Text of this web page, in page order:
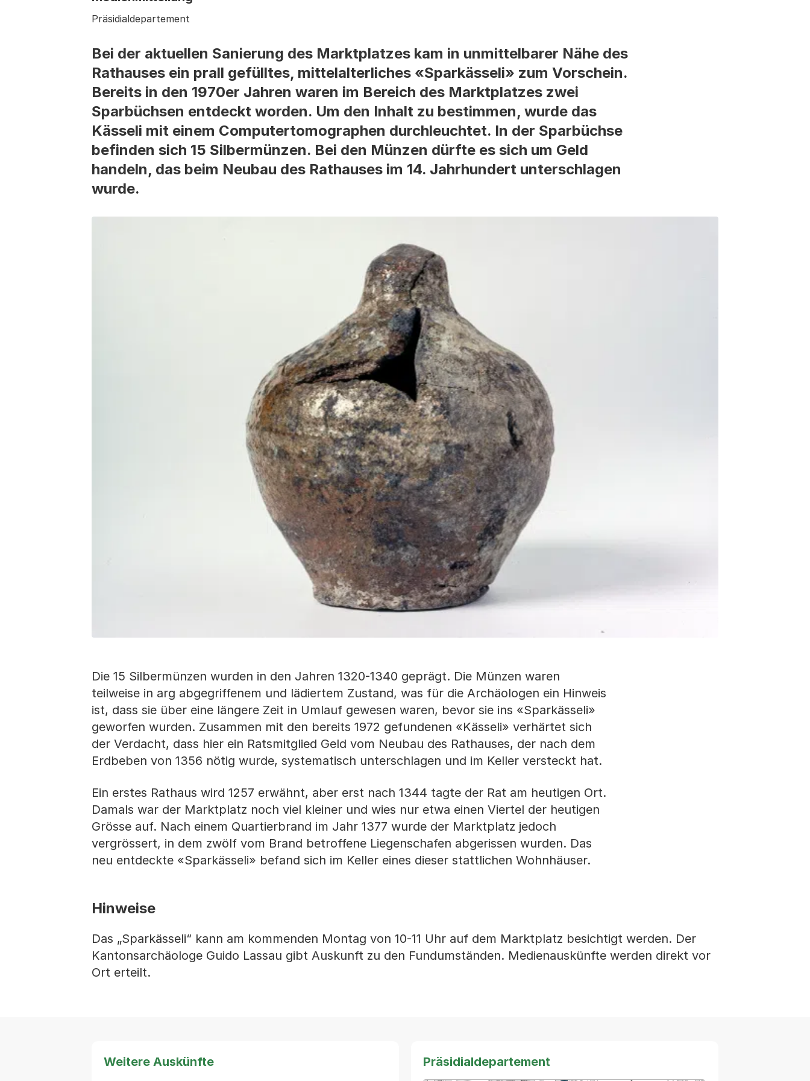
Präsidialdepartement
Bei der aktuellen Sanierung des Marktplatzes kam in unmittelbarer Nähe des
Rathauses ein prall gefülltes, mittelalterliches «Sparkässeli» zum Vorschein.
Bereits in den 1970er Jahren waren im Bereich des Marktplatzes zwei
Sparbüchsen entdeckt worden. Um den Inhalt zu bestimmen, wurde das
Kässeli mit einem Computertomographen durchleuchtet. In der Sparbüchse
befinden sich 15 Silbermünzen. Bei den Münzen dürfte es sich um Geld
handeln, das beim Neubau des Rathauses im 14. Jahrhundert unterschlagen
wurde.
Die 15 Silbermünzen wurden in den Jahren 1320-1340 geprägt. Die Münzen waren
teilweise in arg abgegriffenem und lädiertem Zustand, was für die Archäologen ein Hinweis
ist, dass sie über eine längere Zeit in Umlauf gewesen waren, bevor sie ins «Sparkässeli»
geworfen wurden. Zusammen mit den bereits 1972 gefundenen «Kässeli» verhärtet sich
der Verdacht, dass hier ein Ratsmitglied Geld vom Neubau des Rathauses, der nach dem
Erdbeben von 1356 nötig wurde, systematisch unterschlagen und im Keller versteckt hat.
Ein erstes Rathaus wird 1257 erwähnt, aber erst nach 1344 tagte der Rat am heutigen Ort.
Damals war der Marktplatz noch viel kleiner und wies nur etwa einen Viertel der heutigen
Grösse auf. Nach einem Quartierbrand im Jahr 1377 wurde der Marktplatz jedoch
vergrössert, in dem zwölf vom Brand betroffene Liegenschafen abgerissen wurden. Das
neu entdeckte «Sparkässeli» befand sich im Keller eines dieser stattlichen Wohnhäuser.
Hinweise
Das „Sparkässeli“ kann am kommenden Montag von 10-11 Uhr auf dem Marktplatz besichtigt werden. Der
Kantonsarchäologe Guido Lassau gibt Auskunft zu den Fundumständen. Medienauskünfte werden direkt vor
Ort erteilt.
Weitere Auskünfte Präsidialdepartement